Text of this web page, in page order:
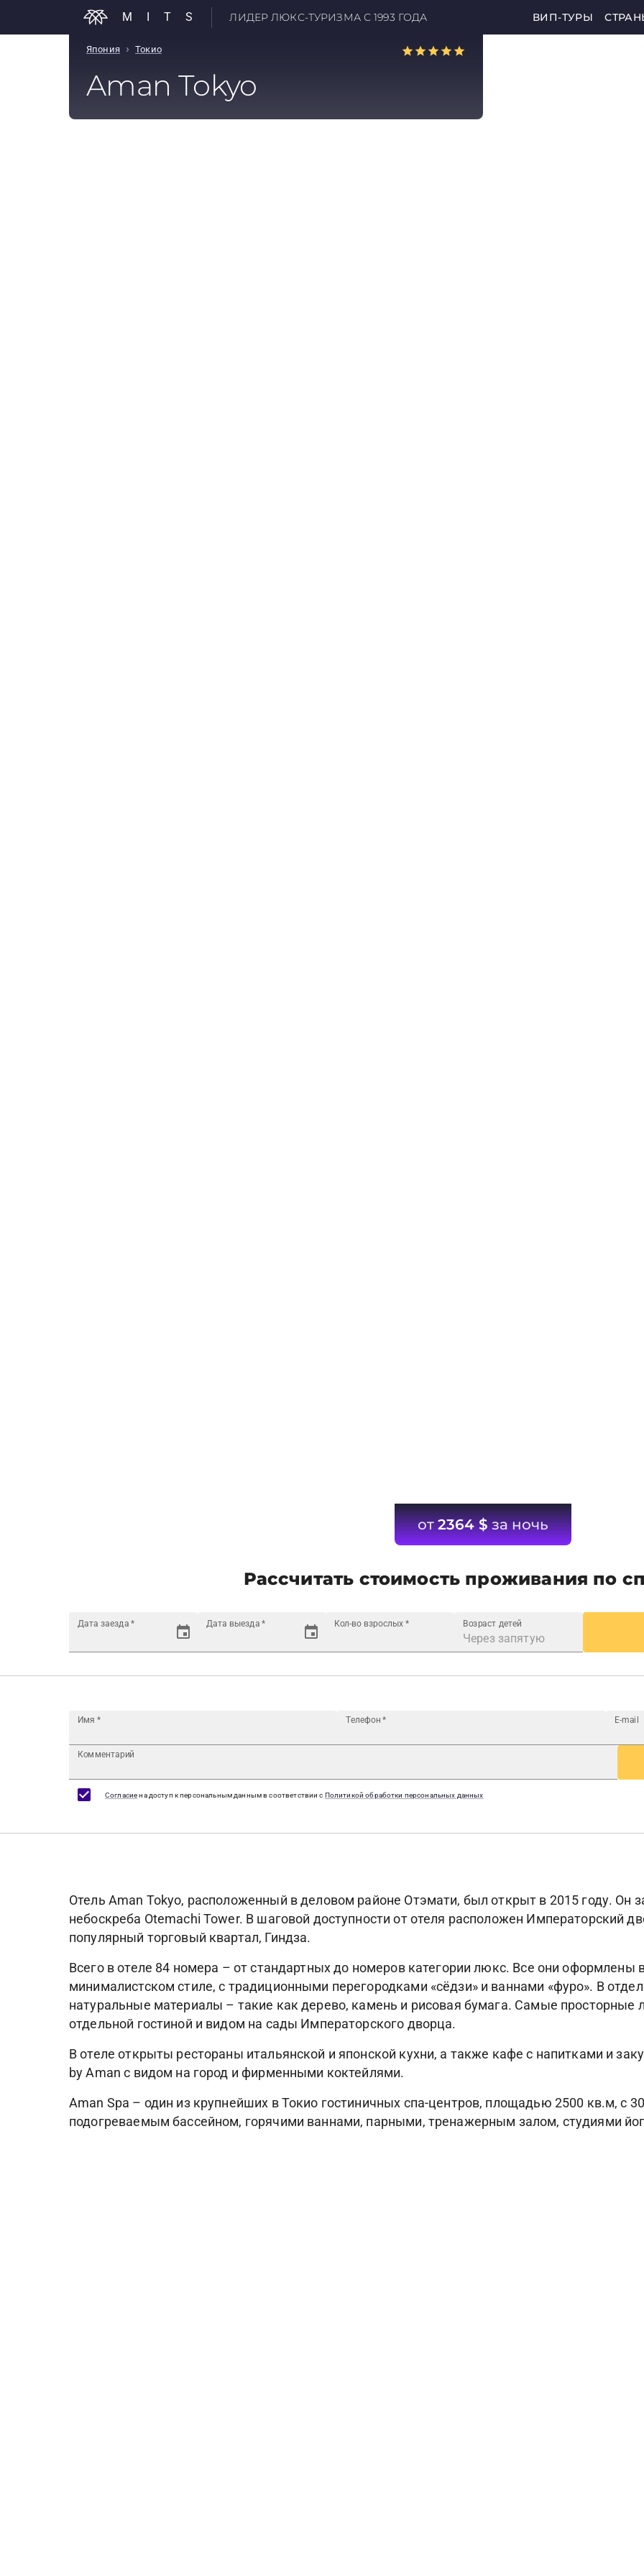
MITS ЛИДЕР ЛЮКС-ТУРИЗМА С 1993 ГОДА ВИП-ТУРЫ
Япония › Токио
Aman Tokyo
от2364 $за ночь
Рассчитать стоимость проживания по
Дата заезда * Дата выезда * Кол-во взрослых * Возраст детей
Имя * Телефон * E-mail
Комментарий
Согласиена доступ к персональным данным в соответствии с Политикой обработки персональных данных
Отель Aman Tokyo, расположенный в деловом районе Отэмати, был открыт в 2015 году. Он
небоскреба Otemachi Tower. В шаговой доступности от отеля расположен Императорский
популярный торговый квартал, Гиндза.
Всего в отеле 84 номера – от стандартных до номеров категории люкс. Все они оформлены
минималистском стиле, с традиционными перегородками «сёдзи» и ваннами «фуро». В
натуральные материалы – такие как дерево, камень и рисовая бумага. Самые просторные
отдельной гостиной и видом на сады Императорского дворца.
В отеле открыты рестораны итальянской и японской кухни, а также кафе с напитками и
by Aman с видом на город и фирменными коктейлями.
Aman Spa – один из крупнейших в Токио гостиничных спа-центров, площадью 2500 кв.м, с
подогреваемым бассейном, горячими ваннами, парными, тренажерным залом, студиями